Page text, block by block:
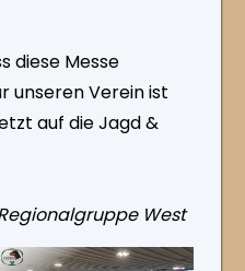
diese Messe
unseren Verein ist
auf die Jagd &
West